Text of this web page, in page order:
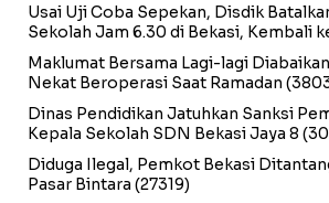
Usai Uji Coba Sepekan, Disdik
Sekolah Jam 6.30 di Bekasi, Kembali
Maklumat Bersama Lagi-lagi
Nekat Beroperasi Saat Ramadan
Dinas Pendidikan Jatuhkan Sanksi
Kepala Sekolah SDN Bekasi Jaya 8
Diduga Ilegal, Pemkot Bekasi
Pasar Bintara (27319)